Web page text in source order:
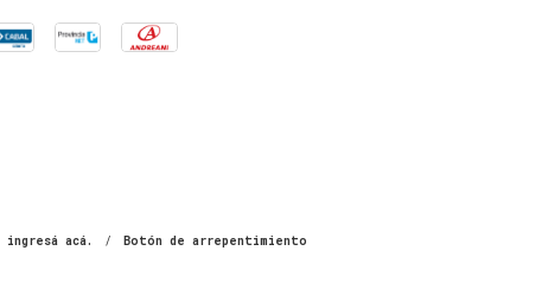
ingresá acá. / Botón de arrepentimiento